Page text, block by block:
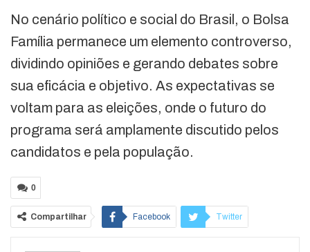
No cenário político e social do Brasil, o Bolsa
Família permanece um elemento controverso,
dividindo opiniões e gerando debates sobre
sua eficácia e objetivo. As expectativas se
voltam para as eleições, onde o futuro do
programa será amplamente discutido pelos
candidatos e pela população.
0
Compartilhar Facebook Twitter